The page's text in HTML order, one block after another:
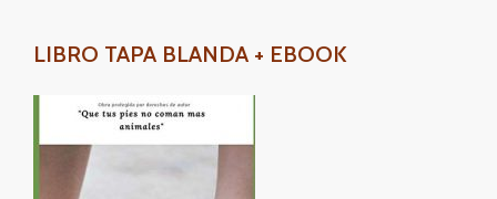
LIBRO TAPA BLANDA + EBOOK